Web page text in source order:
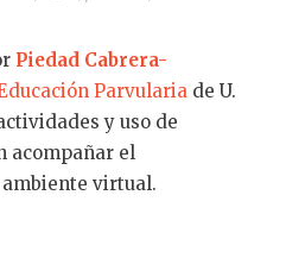
Piedad Cabrera-
Parvularia de U.
y uso de
acompañar el
virtual.